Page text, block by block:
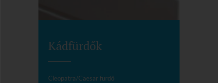
Kádfürdők
Cleopatra/Caesar fürdő